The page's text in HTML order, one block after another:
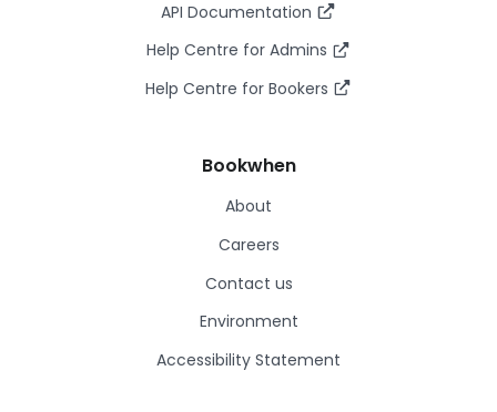
API Documentation
Help Centre for Admins
Help Centre for Bookers
Bookwhen
About
Careers
Contact us
Environment
Accessibility Statement